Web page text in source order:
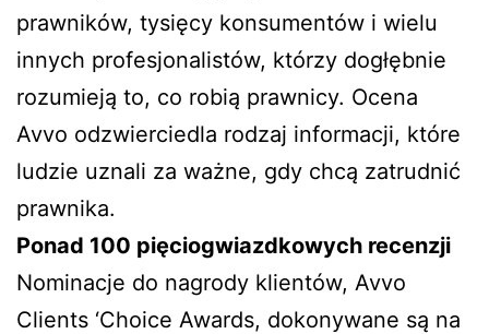
prawników, tysięcy konsumentów i wielu
innych profesjonalistów, którzy dogłębnie
rozumieją to, co robią prawnicy. Ocena
Avvo odzwierciedla rodzaj informacji, które
ludzie uznali za ważne, gdy chcą zatrudnić
prawnika.
Ponad 100 pięciogwiazdkowych recenzji
Nominacje do nagrody klientów, Avvo
Clients ‘Choice Awards, dokonywane są na